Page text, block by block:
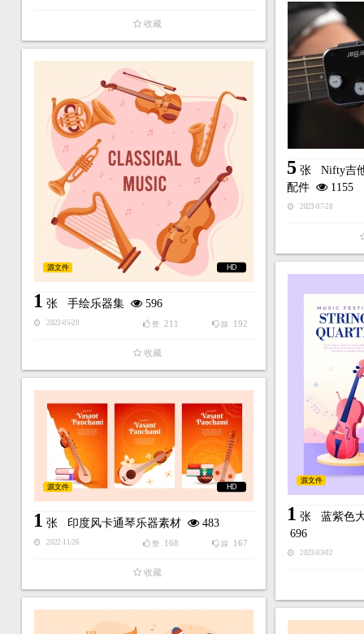
收藏
5张 Nifty吉
配件
1155
2023-07-28
HD
源文件
1 张 手绘乐器集 596
2023-05-20 踩 192
赞 211
收藏
源文件
1 张 蓝紫色
696
2023-03-02
HD
源文件
1 张 印度风卡通琴乐器素材 483
2022-11-26 踩 167
赞 168
收藏